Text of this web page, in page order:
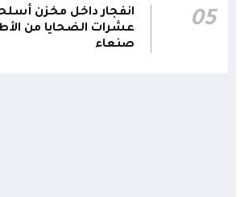
الوطنية تودع بتشييع رسمي
الشهيد الظاهري
05
انفجار داخل مخزن
عشرات الضحايا من
صنعاء